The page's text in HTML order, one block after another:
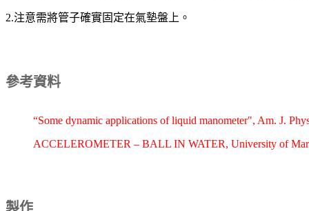
2.注意需將管子確實固定在氣墊盤上。
參考資料
“Some dynamic applications of liquid manometer", Am. J.
ACCELEROMETER – BALL IN WATER, University of
製作